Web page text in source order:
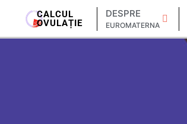
CALCUL
OVULAȚIE
DESPRE
EUROMATERNA